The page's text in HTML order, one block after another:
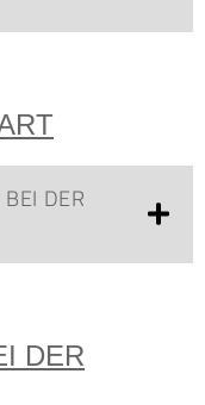
DER
DER